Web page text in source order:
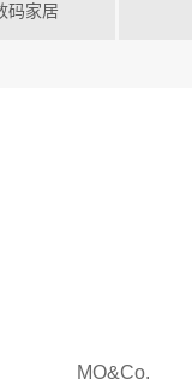
码家居
MO&Co.